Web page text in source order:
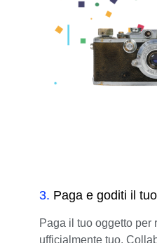
3. Paga e goditi il
Paga il tuo oggetto per
ufficialmente tuo.